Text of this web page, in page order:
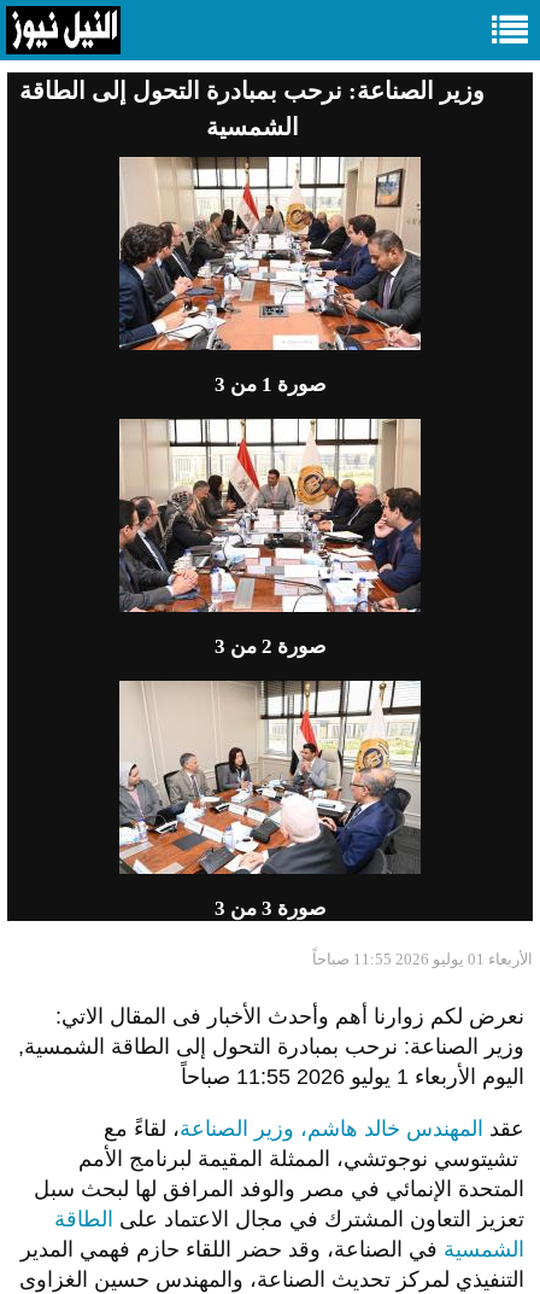
وزير الصناعة: نرحب بمبادرة التحول إلى الطاقة
الشمسية
صورة 1 من 3
صورة 2 من 3
صورة 3 من 3
الأربعاء 01 يوليو 2026 11:55 صباحاً
نعرض لكم زوارنا أهم وأحدث الأخبار فى المقال الاتي:
وزير الصناعة: نرحب بمبادرة التحول إلى الطاقة الشمسية,
اليوم الأربعاء 1 يوليو 2026 11:55 صباحاً
عقد المهندس خالد هاشم، وزير الصناعة، لقاءً مع
تشيتوسي نوجوتشي، الممثلة المقيمة لبرنامج الأمم
المتحدة الإنمائي في مصر والوفد المرافق لها لبحث سبل
تعزيز التعاون المشترك في مجال الاعتماد على الطاقة
الشمسية في الصناعة، وقد حضر اللقاء حازم فهمي المدير
التنفيذي لمركز تحديث الصناعة، والمهندس حسين الغزاوى